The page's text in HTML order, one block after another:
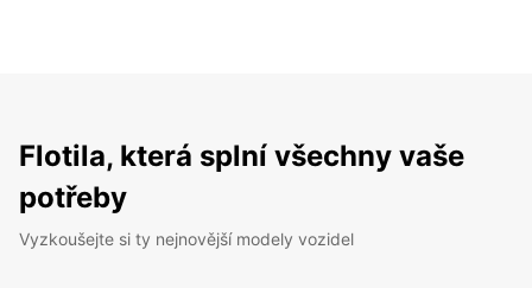
Flotila, která splní všechny vaše
potřeby
Vyzkoušejte si ty nejnovější modely vozidel